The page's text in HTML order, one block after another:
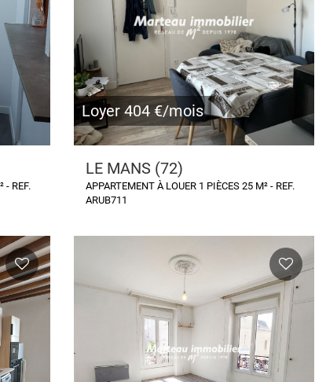
- REF.
Loyer 404 €/mois
LE MANS (72)
APPARTEMENT À LOUER 1 PIÈCES 25 M² - REF.
ARUB711